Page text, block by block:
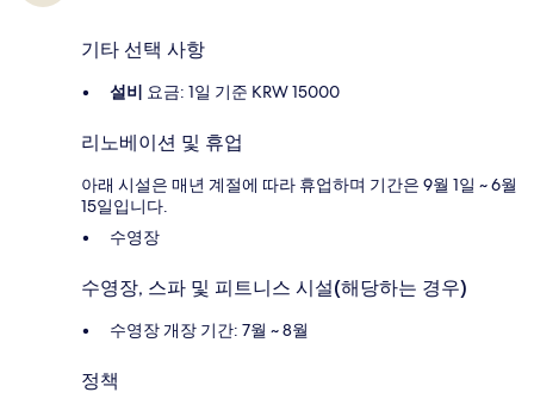
기타 선택 사항
설비 요금: 1일 기준 KRW 15000
리노베이션 및 휴업
아래 시설은 매년 계절에 따라 휴업하며 기간은 9월 1일 ~ 6월
15일입니다.
수영장
수영장, 스파 및 피트니스 시설(해당하는 경우)
수영장 개장 기간: 7월 ~ 8월
정책